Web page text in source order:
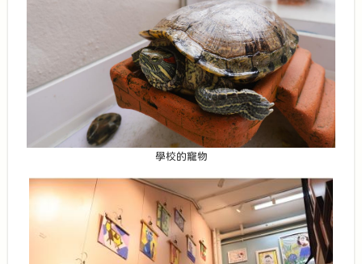
學校的寵物